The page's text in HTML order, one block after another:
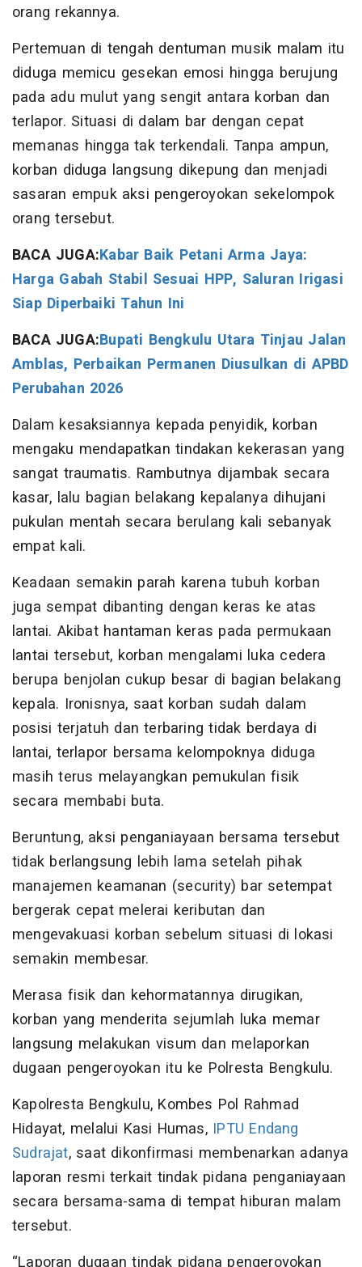
orang rekannya.
Pertemuan di tengah dentuman musik malam itu
diduga memicu gesekan emosi hingga berujung
pada adu mulut yang sengit antara korban dan
terlapor. Situasi di dalam bar dengan cepat
memanas hingga tak terkendali. Tanpa ampun,
korban diduga langsung dikepung dan menjadi
sasaran empuk aksi pengeroyokan sekelompok
orang tersebut.
BACA JUGA:Kabar Baik Petani Arma Jaya:
Harga Gabah Stabil Sesuai HPP, Saluran Irigasi
Siap Diperbaiki Tahun Ini
BACA JUGA:Bupati Bengkulu Utara Tinjau Jalan
Amblas, Perbaikan Permanen Diusulkan di APBD
Perubahan 2026
Dalam kesaksiannya kepada penyidik, korban
mengaku mendapatkan tindakan kekerasan yang
sangat traumatis. Rambutnya dijambak secara
kasar, lalu bagian belakang kepalanya dihujani
pukulan mentah secara berulang kali sebanyak
empat kali.
Keadaan semakin parah karena tubuh korban
juga sempat dibanting dengan keras ke atas
lantai. Akibat hantaman keras pada permukaan
lantai tersebut, korban mengalami luka cedera
berupa benjolan cukup besar di bagian belakang
kepala. Ironisnya, saat korban sudah dalam
posisi terjatuh dan terbaring tidak berdaya di
lantai, terlapor bersama kelompoknya diduga
masih terus melayangkan pemukulan fisik
secara membabi buta.
Beruntung, aksi penganiayaan bersama tersebut
tidak berlangsung lebih lama setelah pihak
manajemen keamanan (security) bar setempat
bergerak cepat melerai keributan dan
mengevakuasi korban sebelum situasi di lokasi
semakin membesar.
Merasa fisik dan kehormatannya dirugikan,
korban yang menderita sejumlah luka memar
langsung melakukan visum dan melaporkan
dugaan pengeroyokan itu ke Polresta Bengkulu.
Kapolresta Bengkulu, Kombes Pol Rahmad
Hidayat, melalui Kasi Humas, IPTU Endang
Sudrajat, saat dikonfirmasi membenarkan adanya
laporan resmi terkait tindak pidana penganiayaan
secara bersama-sama di tempat hiburan malam
tersebut.
“Laporan dugaan tindak pidana pengeroyokan